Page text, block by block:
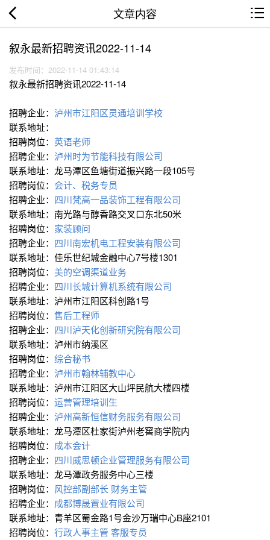
文章内容
叙永最新招聘资讯2022-11-14
发布时间：2022-11-14 01:43:14
叙永最新招聘资讯2022-11-14
招聘企业： 泸州市江阳区灵通培训学校
联系地址：
招聘岗位： 英语老师
招聘企业： 泸州时为节能科技有限公司
联系地址：龙马潭区鱼塘街道振兴路一段105号
招聘岗位： 会计、税务专员
招聘企业： 四川梵高一品装饰工程有限公司
联系地址：南光路与醇香路交叉口东北50米
招聘岗位： 家装顾问
招聘企业： 四川南宏机电工程安装有限公司
联系地址：佳乐世纪城金融中心7号楼1301
招聘岗位： 美的空调渠道业务
招聘企业： 四川长城计算机系统有限公司
联系地址：泸州市江阳区科创路1号
招聘岗位： 售后工程师
招聘企业： 四川泸天化创新研究院有限公司
联系地址：泸州市纳溪区
招聘岗位： 综合秘书
招聘企业： 泸州市翰林辅教中心
联系地址：泸州市江阳区大山坪民航大楼四楼
招聘岗位： 运营管理培训生
招聘企业： 泸州高新恒信财务服务有限公司
联系地址：龙马潭区杜家街泸州老窖商学院内
招聘岗位： 成本会计
招聘企业： 四川威思顿企业管理服务有限公司
联系地址：龙马潭政务服务中心三楼
招聘岗位： 风控部副部长 财务主管
招聘企业： 成都博晟置业有限公司
联系地址：青羊区蜀金路1号金沙万瑞中心B座2101
招聘岗位： 行政人事主管 客服专员